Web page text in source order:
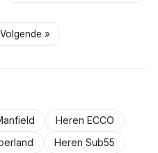
Volgende »
Heren ECCO
Heren Sub55